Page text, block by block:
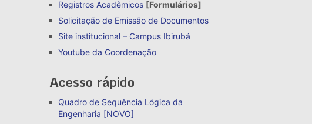
Registros Acadêmicos [Formulários]
Solicitação de Emissão de Documentos
Site institucional – Campus Ibirubá
Youtube da Coordenação
Acesso rápido
Quadro de Sequência Lógica da
Engenharia [NOVO]